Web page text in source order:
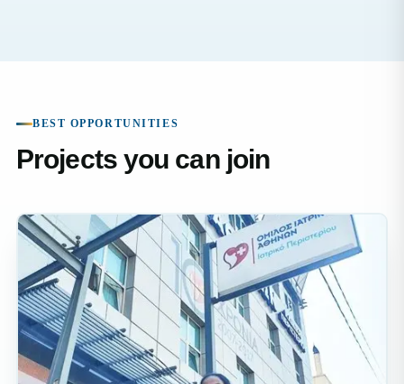
BEST OPPORTUNITIES
Projects you can join